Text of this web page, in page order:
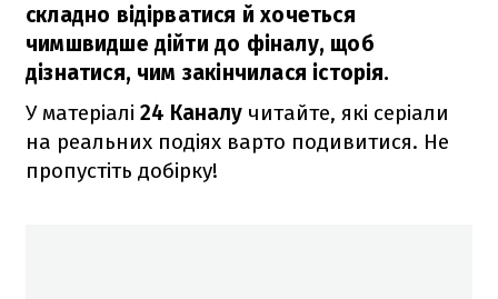
складно відірватися й хочеться
чимшвидше дійти до фіналу, щоб
дізнатися, чим закінчилася історія.
У матеріалі 24 Каналу читайте, які серіали
на реальних подіях варто подивитися. Не
пропустіть добірку!